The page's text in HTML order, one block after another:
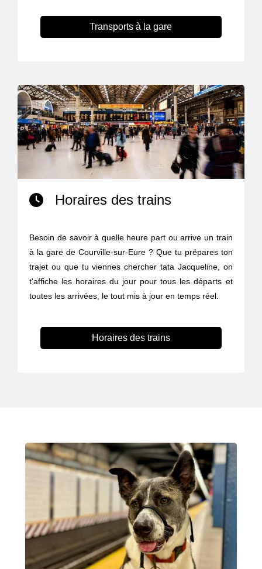
Transports à la gare
Horaires des trains
Besoin de savoir à quelle heure part ou arrive un train
à la gare de Courville-sur-Eure ? Que tu prépares ton
trajet ou que tu viennes chercher tata Jacqueline, on
t'affiche les horaires du jour pour tous les départs et
toutes les arrivées, le tout mis à jour en temps réel.
Horaires des trains